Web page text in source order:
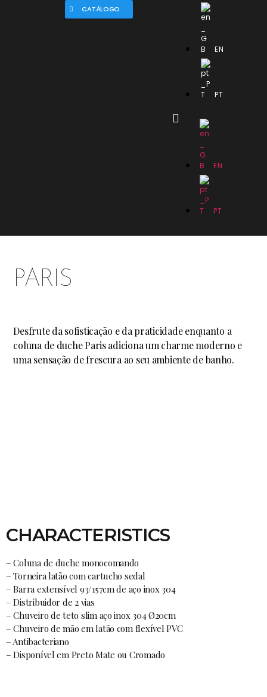
CATÁLOGO
EN
PT
EN
PT
PARIS
Desfrute da sofisticação e da praticidade enquanto a
coluna de duche Paris adiciona um charme moderno e
uma sensação de frescura ao seu ambiente de banho.
CHARACTERISTICS
– Coluna de duche monocomando
– Torneira latão com cartucho sedal
– Barra extensível 93/157cm de aço inox 304
– Distribuidor de 2 vias
– Chuveiro de teto slim aço inox 304 Ø20cm
– Chuveiro de mão em latão com flexível PVC
– Antibacteriano
– Disponível em Preto Mate ou Cromado